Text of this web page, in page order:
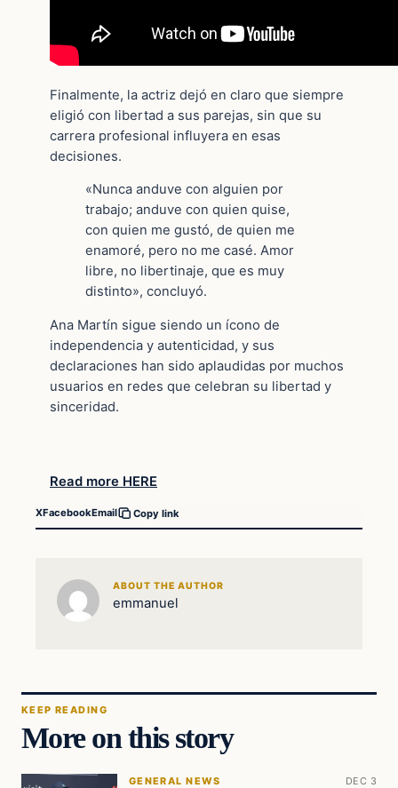
Finalmente, la actriz dejó en claro que siempre
eligió con libertad a sus parejas, sin que su
carrera profesional influyera en esas
decisiones.
«Nunca anduve con alguien por
trabajo; anduve con quien quise,
con quien me gustó, de quien me
enamoré, pero no me casé. Amor
libre, no libertinaje, que es muy
distinto», concluyó.
Ana Martín sigue siendo un ícono de
independencia y autenticidad, y sus
declaraciones han sido aplaudidas por muchos
usuarios en redes que celebran su libertad y
sinceridad.
Read more HERE
XFacebookEmail Copy link
ABOUT THE AUTHOR
emmanuel
KEEP READING
More on this story
GENERAL NEWS DEC 3